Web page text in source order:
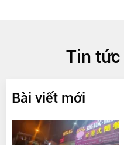
Tin tức
Bài viết mới